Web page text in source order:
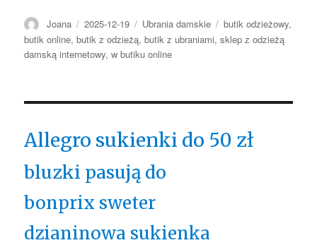
Autor
Joana Opublikowano
2025-12-19 Kategorie
Ubrania damskie Tagi
butik odzieżowy,
butik online,butik z odzieżą,butik z ubraniami,sklep z odzieżą
damską internetowy,w butiku online
Allegro sukienki do 50 zł
bluzki pasują do
bonprix sweter
dzianinowa sukienka